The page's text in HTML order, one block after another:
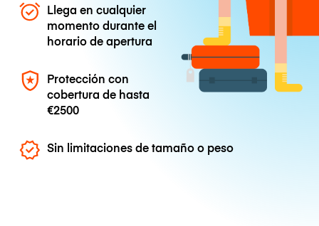
Llega en cualquier
momento durante el
horario de apertura
Protección con
cobertura de hasta
€2500
Sin limitaciones de tamaño o peso